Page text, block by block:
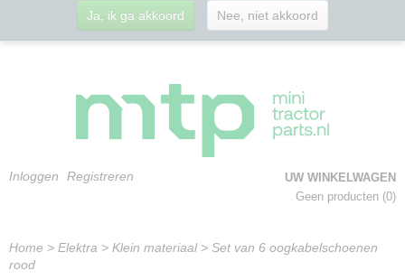
Inloggen Registreren
UW WINKELWAGEN
Geen producten (0)
Home > Elektra > Klein materiaal> Set van 6 oogkabelschoenen
rood
Ja, ik ga akkoord Nee, niet akkoord